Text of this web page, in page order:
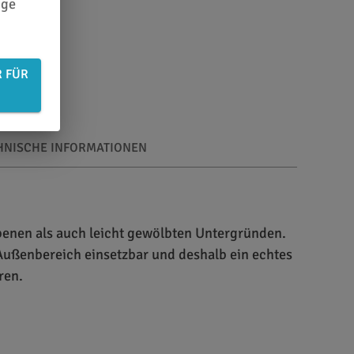
INFORMATIONEN
als auch leicht gewölbten Untergründen.
einsetzbar und deshalb ein echtes
FÜR